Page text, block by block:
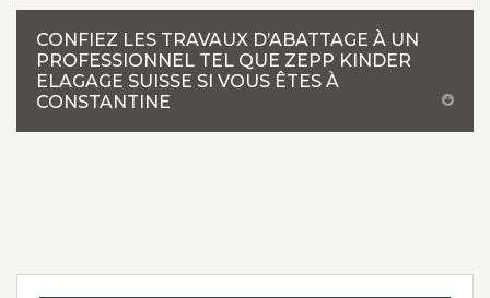
CONFIEZ LES TRAVAUX D’ABATTAGE À UN
PROFESSIONNEL TEL QUE ZEPP KINDER
ELAGAGE SUISSE SI VOUS ÊTES À
CONSTANTINE